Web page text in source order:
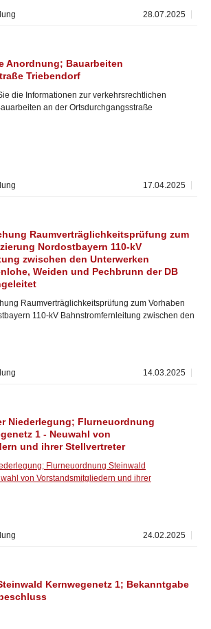
28.07.2025
Anordnung; Bauarbeiten
Triebendorf
die Informationen zur verkehrsrechtlichen
an der Ortsdurchgangsstraße
17.04.2025
Raumverträglichkeitsprüfung zum
Nordostbayern 110-kV
zwischen den Unterwerken
Weiden und Pechbrunn der DB
Raumverträglichkeitsprüfung zum Vorhaben
110-kV Bahnstromfernleitung zwischen den
14.03.2025
Niederlegung; Flurneuordnung
1 - Neuwahl von
und ihrer Stellvertreter
Flurneuordnung Steinwald
von Vorstandsmitgliedern und ihrer
24.02.2025
Kernwegenetz 1; Bekanntgabe